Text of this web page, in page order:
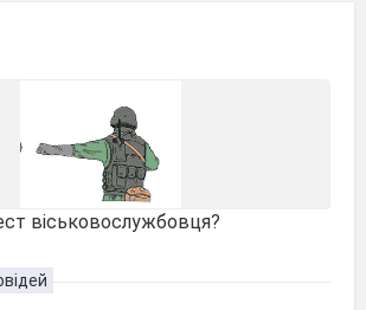
віськовослужбовця?